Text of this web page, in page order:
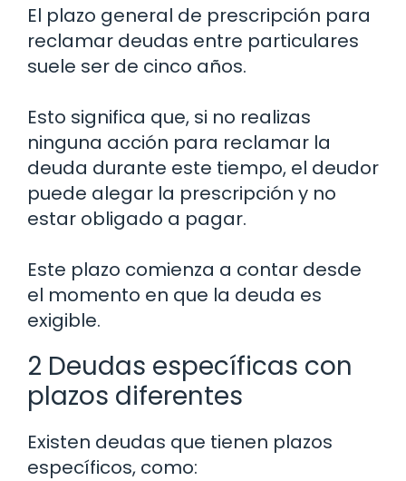
El plazo general de prescripción para
reclamar deudas entre particulares
suele ser de cinco años.
Esto significa que, si no realizas
ninguna acción para reclamar la
deuda durante este tiempo, el deudor
puede alegar la prescripción y no
estar obligado a pagar.
Este plazo comienza a contar desde
el momento en que la deuda es
exigible.
2 Deudas específicas con
plazos diferentes
Existen deudas que tienen plazos
específicos, como: